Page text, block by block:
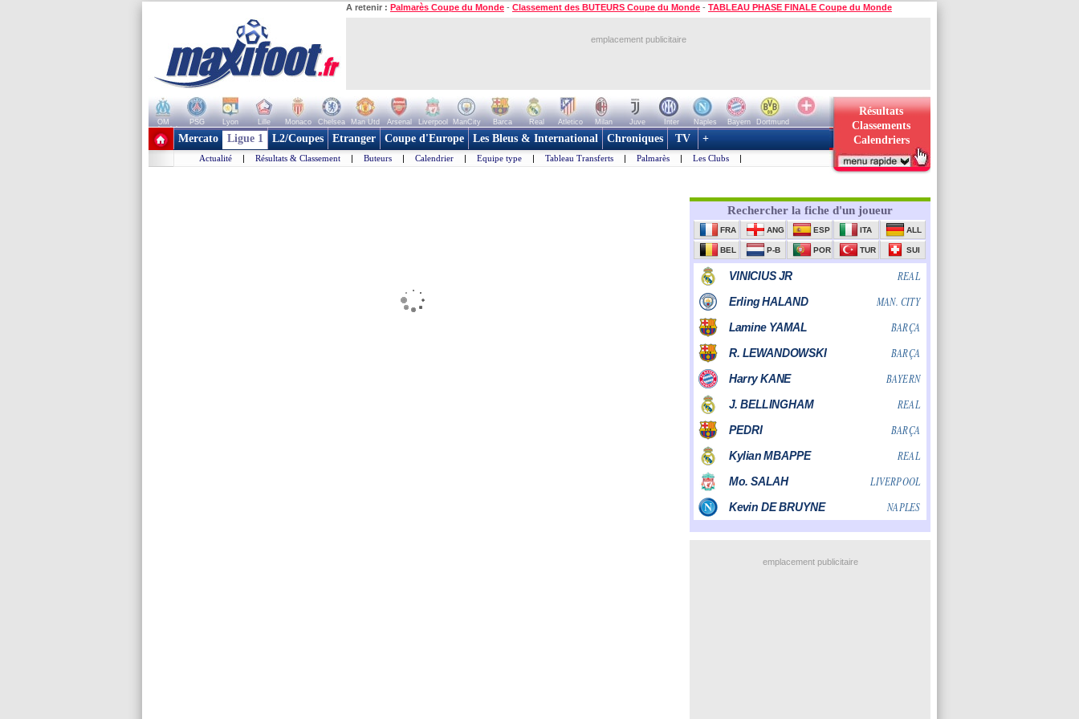
A retenir : Palmarès Coupe du Monde - Classement des BUTEURS Coupe du Monde - TABLEAU PHASE FINALE Coupe du Monde
emplacement publicitaire
OM PSG Lyon Lille Monaco Chelsea Man Utd Arsenal Liverpool ManCity Barca Real Atletico Milan Juve Inter Naples Bayern
Dortmund
+ de clubs
Résultats
Classements
Calendriers
Mercato Ligue 1 L2/Coupes Etranger Coupe d'Europe Les Bleus & International Chroniques TV +
Actualité | Résultats & Classement | Buteurs | Calendrier | Equipe type | Tableau Transferts | Palmarès | Les Clubs |
emplacement publicitaire